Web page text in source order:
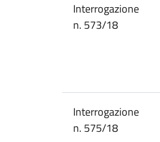
Interrogazione
n. 573/18
Interrogazione
n. 575/18